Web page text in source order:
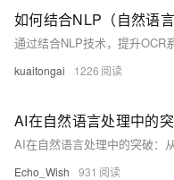
kuaitongai 1226
AI在自然语言处理中的
AI在自然语言处理中的突破：
Echo_Wish 931